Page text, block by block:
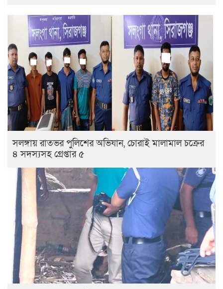
সলঙ্গায় রাতভর পুলিশের অভিযান, চোরাই মালামাল চক্রের
৪ সদস্যসহ গ্রেপ্তার ৫